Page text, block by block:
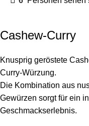
Cashew-Curry
Knusprig geröstete
Curry-Würzung.
Die Kombination aus
Gewürzen sorgt für ein
Geschmackserlebnis.